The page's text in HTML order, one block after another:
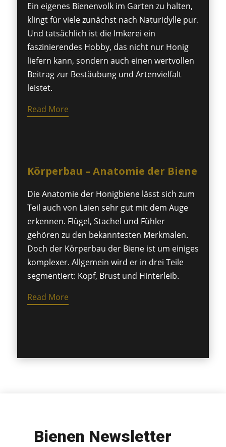
Ein eigenes Bienenvolk im Garten zu halten,
klingt für viele zunächst nach Naturidylle pur.
Und tatsächlich ist die Imkerei ein
faszinierendes Hobby, das nicht nur Honig
liefern kann, sondern auch einen wertvollen
Beitrag zur Bestäubung und Artenvielfalt
leistet.
Read More
Körperbau – Anatomie der Biene
Die Anatomie der Honigbiene lässt sich zum
Teil auch von Laien sehr gut mit dem Auge
erkennen. Flügel, Stachel und Fühler
gehören zu den bekanntesten Merkmalen.
Doch der Körperbau der Biene ist um einiges
komplexer. Allgemein wird er in drei Teile
segmentiert: Kopf, Brust und Hinterleib.
Read More
Bienen Newsletter